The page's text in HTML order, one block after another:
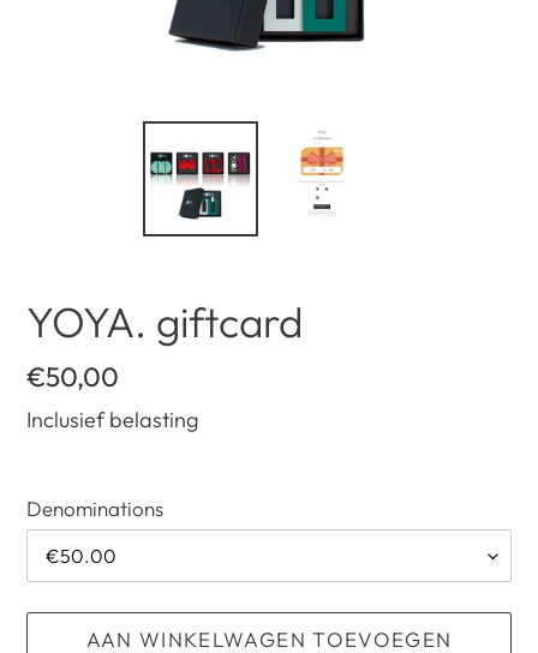
YOYA. giftcard
Normale
prijs
€50,00
Inclusief belasting
Denominations
AAN WINKELWAGEN TOEVOEGEN